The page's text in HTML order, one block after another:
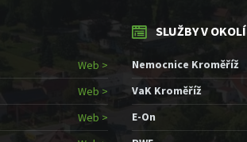
Web >
Web >
Web >
SLUŽBY V OKOLÍ
Nemocnice Kroměříž
VaK Kroměříž
E-On